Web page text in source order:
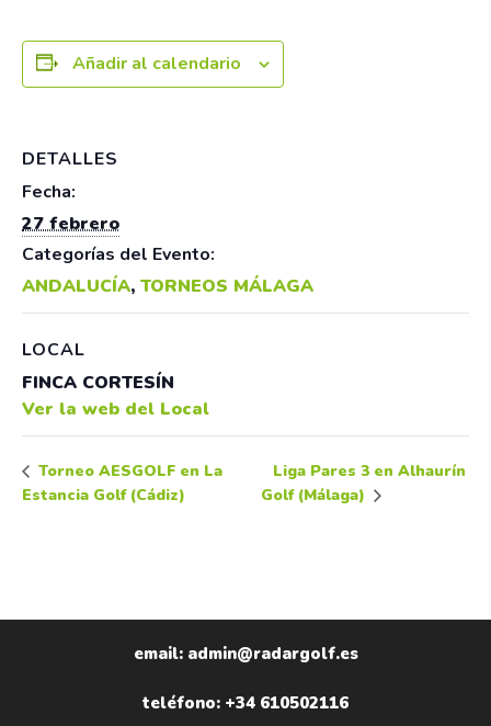
Añadir al calendario
DETALLES
Fecha:
27 febrero
Categorías del Evento:
ANDALUCÍA, TORNEOS MÁLAGA
LOCAL
FINCA CORTESÍN
Ver la web del Local
Torneo AESGOLF en La
Estancia Golf (Cádiz)
Liga Pares 3 en Alhaurín
Golf (Málaga)
email: admin@radargolf.es
teléfono: +34 610502116